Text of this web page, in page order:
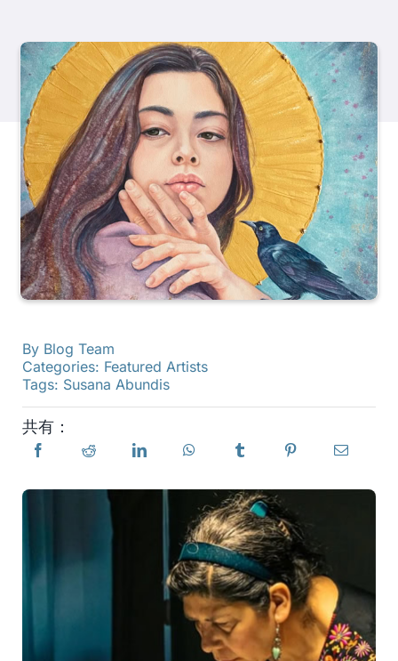
コミュニティ
製品
イベント
ブログ
リソース
販売店を探す
お問い合わせ
By Blog Team
Categories: Featured Artists
Tags: Susana Abundis
共有：